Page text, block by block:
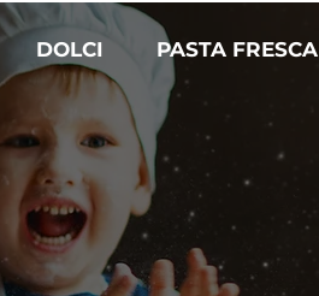
DOLCI PASTA FRESCA